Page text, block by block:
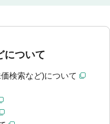
について
検索など)について